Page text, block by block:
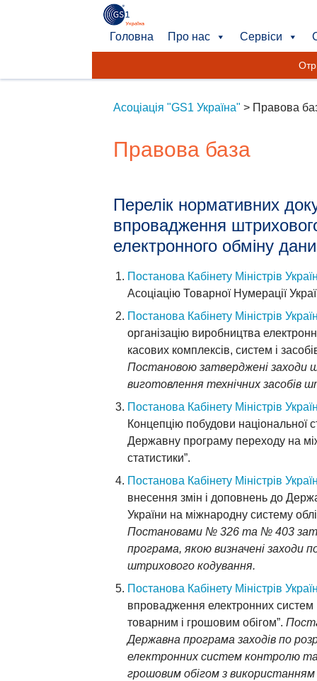
Головна Про нас Сервіси
Асоціація "GS1 Україна" > Правова
Правова база
Перелік нормативних
впровадження
електронного обміну
Постанова Кабінету Міністрів
Асоціацію Товарної Нумерації
Постанова Кабінету Міністрів
організацію виробництва
касових комплексів, систем і
Постановою затверджені заходи
виготовлення технічних засобів
Постанова Кабінету Міністрів
Концепцію побудови національної
Державну програму переходу на
статистики”.
Постанова Кабінету Міністрів
внесення змін і доповнень до
України на міжнародну систему
Постановами № 326 та № 403
програма, якою визначені заходи
штрихового кодування.
Постанова Кабінету Міністрів
впровадження електронних систем
товарним і грошовим обігом”.
Державна програма заходів по
електронних систем контролю та
грошовим обігом з